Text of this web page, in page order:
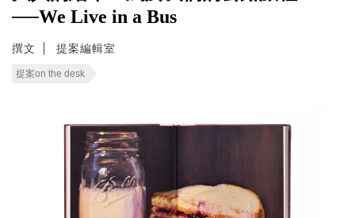
──We Live in a Bus
撰文 提案編輯室
提案on the desk